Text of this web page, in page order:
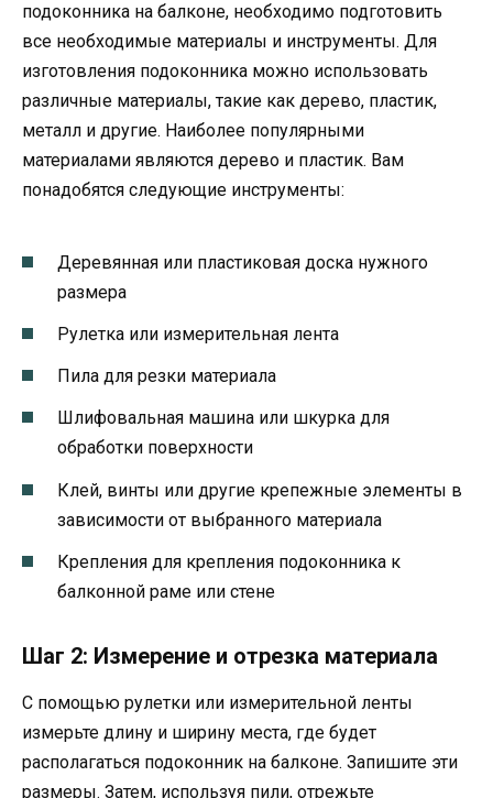
подоконника на балконе, необходимо подготовить
все необходимые материалы и инструменты. Для
изготовления подоконника можно использовать
различные материалы, такие как дерево, пластик,
металл и другие. Наиболее популярными
материалами являются дерево и пластик. Вам
понадобятся следующие инструменты:
Деревянная или пластиковая доска нужного
размера
Рулетка или измерительная лента
Пила для резки материала
Шлифовальная машина или шкурка для
обработки поверхности
Клей, винты или другие крепежные элементы в
зависимости от выбранного материала
Крепления для крепления подоконника к
балконной раме или стене
Шаг 2: Измерение и отрезка материала
С помощью рулетки или измерительной ленты
измерьте длину и ширину места, где будет
располагаться подоконник на балконе. Запишите эти
размеры. Затем, используя пили, отрежьте